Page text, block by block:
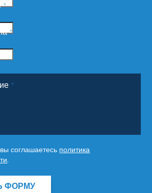
*
*
*
соглашаетесь политика
.
ФОРМУ